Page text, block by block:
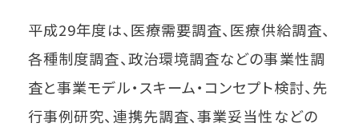
平成29年度は、医療需要調査、医療供給調査、
各種制度調査、政治環境調査などの事業性調
査と事業モデル・スキーム・コンセプト検討、先
行事例研究、連携先調査、事業妥当性などの